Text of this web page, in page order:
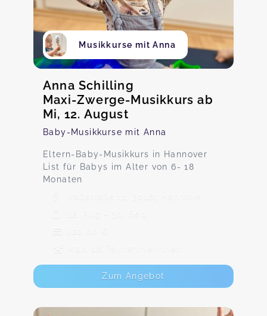
Musikkurse mit Anna
Anna Schilling
Maxi-Zwerge-Musikkurs ab
Mi, 12. August
Baby-Musikkurse mit Anna
Eltern-Baby-Musikkurs in Hannover
List für Babys im Alter von 6- 18
Monaten
Voßstraße 11, 30161 Hannover
12. Aug - 30. Sep
120,00 €
Max. 18 TeilnehmerInnen
Zum Angebot